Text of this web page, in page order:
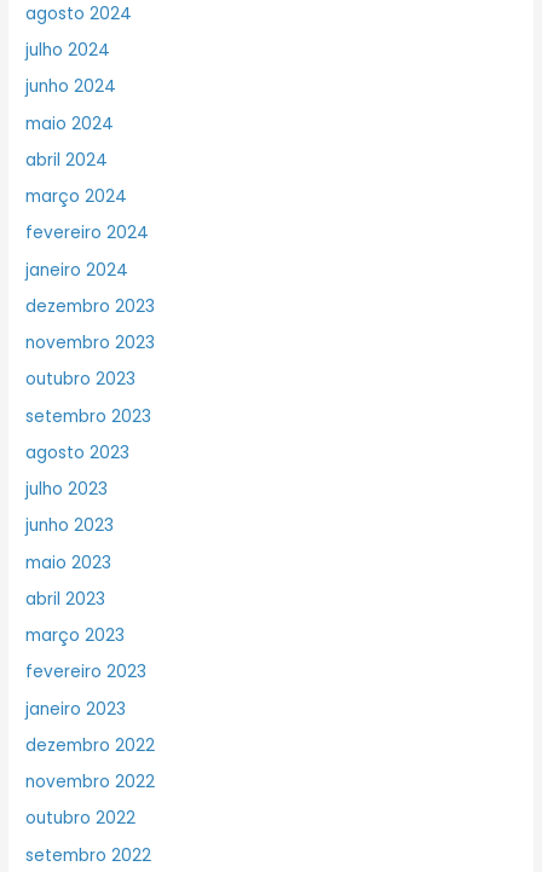
agosto 2024
julho 2024
junho 2024
maio 2024
abril 2024
março 2024
fevereiro 2024
janeiro 2024
dezembro 2023
novembro 2023
outubro 2023
setembro 2023
agosto 2023
julho 2023
junho 2023
maio 2023
abril 2023
março 2023
fevereiro 2023
janeiro 2023
dezembro 2022
novembro 2022
outubro 2022
setembro 2022